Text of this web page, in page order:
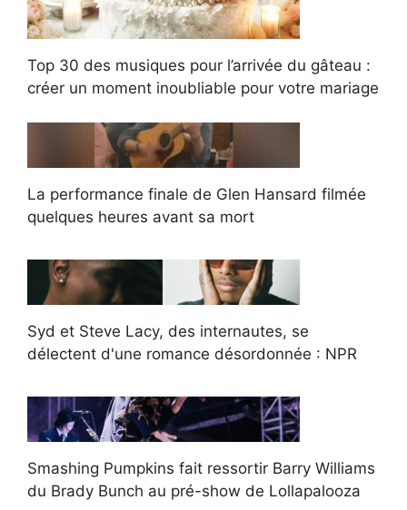
Top 30 des musiques pour l’arrivée du gâteau :
créer un moment inoubliable pour votre mariage
La performance finale de Glen Hansard filmée
quelques heures avant sa mort
Syd et Steve Lacy, des internautes, se
délectent d'une romance désordonnée : NPR
Smashing Pumpkins fait ressortir Barry Williams
du Brady Bunch au pré-show de Lollapalooza